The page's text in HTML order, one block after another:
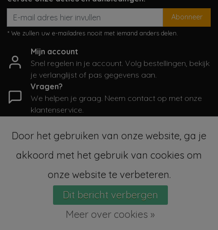
Abonneer
* We zullen uw e-mailadres nooit met iemand anders delen.
Mijn account
Snel regelen in je account. Volg bestellingen, bekijk
je verlanglijst of pas gegevens aan.
Vragen?
We helpen je graag. Neem contact op met onze
klantenservice.
Informatie
Categorieën
© Copyright 2026 - SampleSale4Kids | RealisatieInStijl Media
Algemene voorwaarden|RSS Feed
Door het gebruiken van onze website, ga je
akkoord met het gebruik van cookies om
onze website te verbeteren.
Dit bericht verbergen
Meer over cookies »